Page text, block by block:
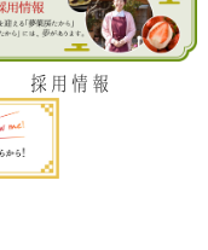
採用情報